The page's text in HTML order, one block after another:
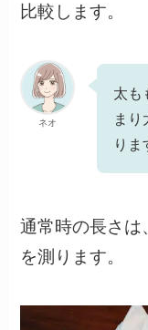
比較します。
ネオ
太も
ま
りま
通常時の長さは
を測ります。